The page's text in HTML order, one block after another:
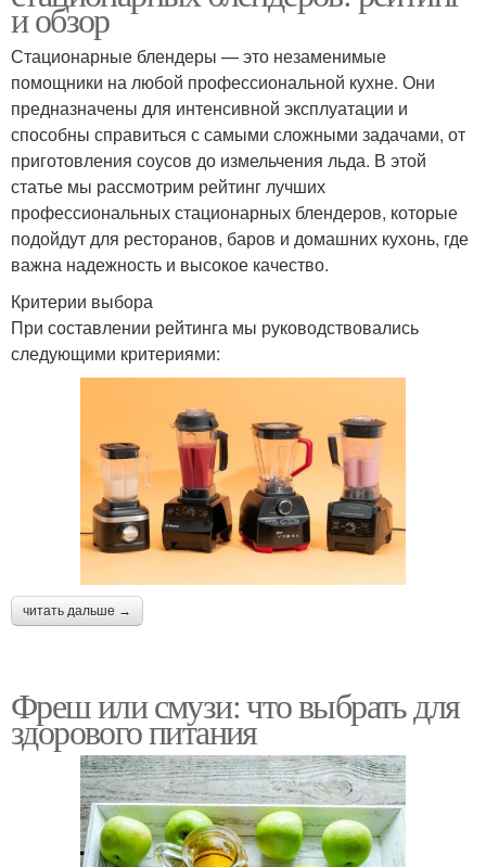
и обзор
Стационарные блендеры — это незаменимые
помощники на любой профессиональной кухне. Они
предназначены для интенсивной эксплуатации и
способны справиться с самыми сложными задачами, от
приготовления соусов до измельчения льда. В этой
статье мы рассмотрим рейтинг лучших
профессиональных стационарных блендеров, которые
подойдут для ресторанов, баров и домашних кухонь, где
важна надежность и высокое качество.
Критерии выбора
При составлении рейтинга мы руководствовались
следующими критериями:
читать дальше →
Фреш или смузи: что выбрать для
здорового питания